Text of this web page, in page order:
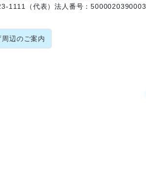
1111（代表）法人番号：5000020390003
周辺のご案内